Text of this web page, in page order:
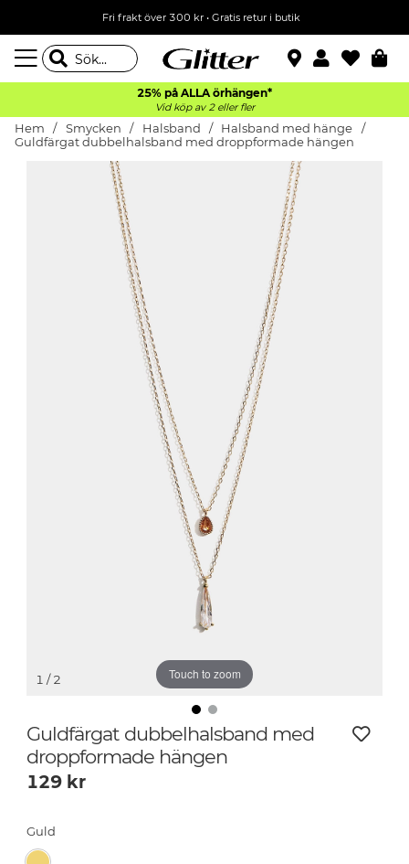
Fri frakt över 300 kr• Gratis retur i butik
25% på ALLA örhängen*
Vid köp av 2 eller fler
Hem Smycken Halsband
Halsband med hänge
Guldfärgat dubbelhalsband med droppformade hängen
Touch to zoom
1 / 2
Guldfärgat dubbelhalsband med
droppformade hängen
129 kr
Guld